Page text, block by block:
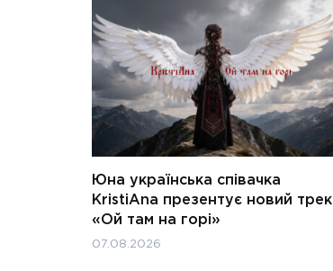
Юна українська співачка
KristiAna презентує новий трек
«Ой там на горі»
07.08.2026